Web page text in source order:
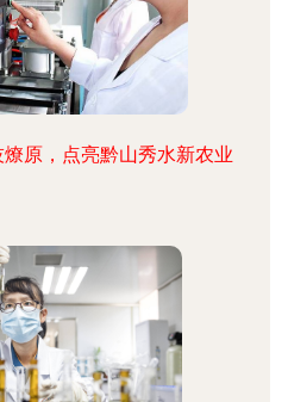
原，点亮黔山秀水新农业